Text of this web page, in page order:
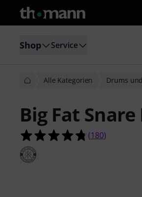
Shop Service
Alle Kategorien Drums
Big Fat
4.8 von 5
(180)